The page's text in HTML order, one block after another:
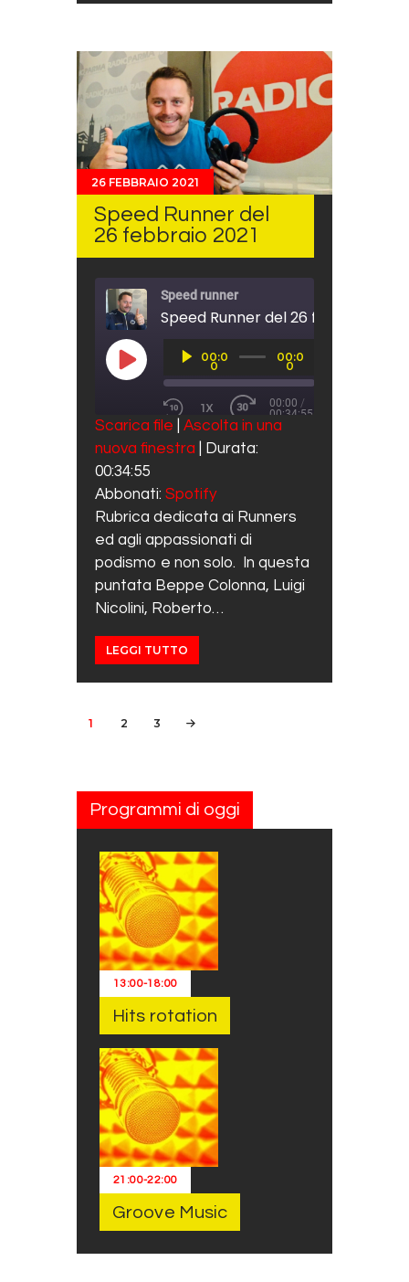
26 FEBBRAIO 2021
Speed Runner del
26 febbraio 2021
Speed runner
Speed Runner del 26 febbraio 2021
PLAY EPISODE
Audio
Player00:0
0
00:0
0
REWIND 10 SECONDS
1X
FAST FORWARD 30
00:00 /
00:34:55
SUBSCRIBE SHARE
Spotify
RSS FEED
SHARE
LINK
EMBED
Scarica file
Ascolta in una
nuova finestra
Durata:
00:34:55
Abbonati: Spotify
Rubrica dedicata ai Runners
ed agli appassionati di
podismo e non solo. In questa
puntata Beppe Colonna, Luigi
Nicolini, Roberto…
LEGGI TUTTO
Navigazione articoli
PAGE
1 PAGE
2 PAGE
3
Programmi di oggi
13:00-18:00
Hits rotation
21:00-22:00
Groove Music